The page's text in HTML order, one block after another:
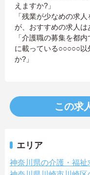
えますか?」
「残業が少なめの求
が、おすすめの求人は
「介護職の募集を都
に載っている○○○○○以
か?」
この求
エリア
神奈川県の介護・福祉